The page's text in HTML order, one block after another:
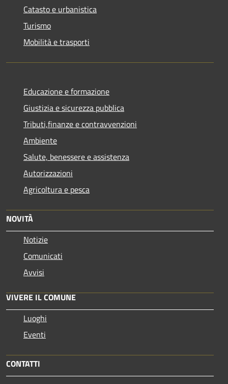
Catasto e urbanistica
Turismo
Mobilità e trasporti
Educazione e formazione
Giustizia e sicurezza pubblica
Tributi,finanze e contravvenzioni
Ambiente
Salute, benessere e assistenza
Autorizzazioni
Agricoltura e pesca
NOVITÀ
Notizie
Comunicati
Avvisi
VIVERE IL COMUNE
Luoghi
Eventi
CONTATTI